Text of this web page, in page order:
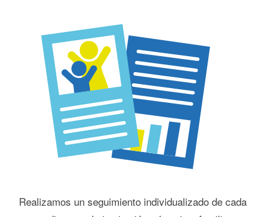
Realizamos un seguimiento individualizado de cada